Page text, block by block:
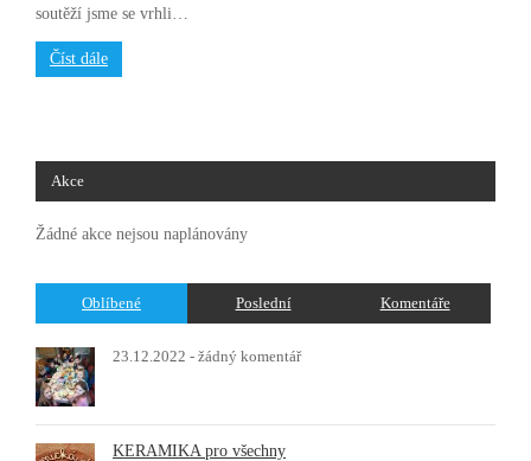
soutěží jsme se vrhli…
Číst dále
Akce
Žádné akce nejsou naplánovány
Oblíbené Poslední Komentáře
23.12.2022 - žádný komentář
KERAMIKA pro všechny